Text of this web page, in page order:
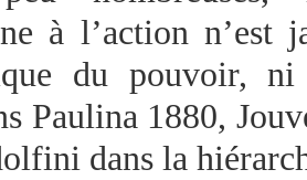
à l’action n’est
du pouvoir, ni
Paulina 1880,
dans la